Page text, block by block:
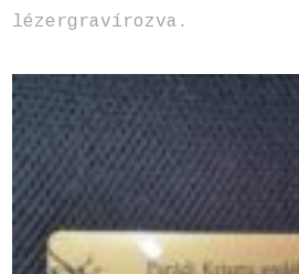
lézergravírozva.